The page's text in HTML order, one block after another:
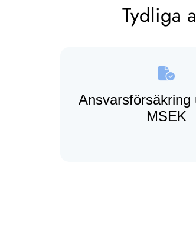
Tydliga
Ansvarsförsäkring
MSEK